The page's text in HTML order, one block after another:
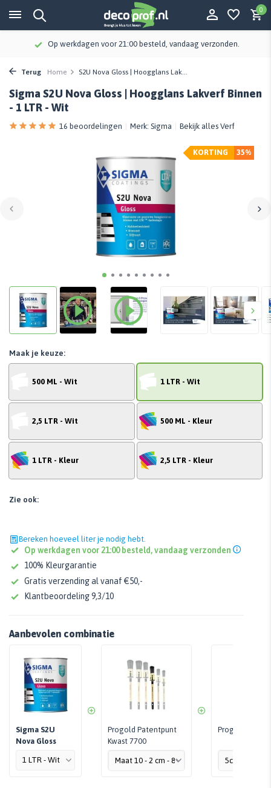
0
Klanten geven Decoprof een 9,3
Terug Home S2U Nova Gloss | Hoogglans Lak...
Sigma S2U Nova Gloss | Hoogglans Lakverf Binnen
- 1 LTR - Wit
16 beoordelingen Merk: Sigma Bekijk alles Verf
35%
KORTING
500 ML - Wit 1 LTR - Wit
2,5 LTR - Wit 500 ML - Kleur
1 LTR - Kleur 2,5 LTR - Kleur
Maak je keuze:
Zie ook:
Bereken hoeveel liter je nodig hebt.
Op werkdagen voor 21:00 besteld, vandaag verzonden
100% Kleurgarantie
Gratis verzending al vanaf €50,-
Klantbeoordeling 9,3/10
Aanbevolen combinatie
Sigma S2U
Nova Gloss
Progold Patentpunt
Kwast 7700
Progold